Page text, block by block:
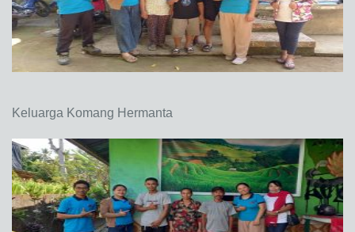
Keluarga Komang Hermanta